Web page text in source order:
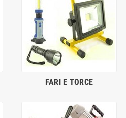
FARI E TORCE